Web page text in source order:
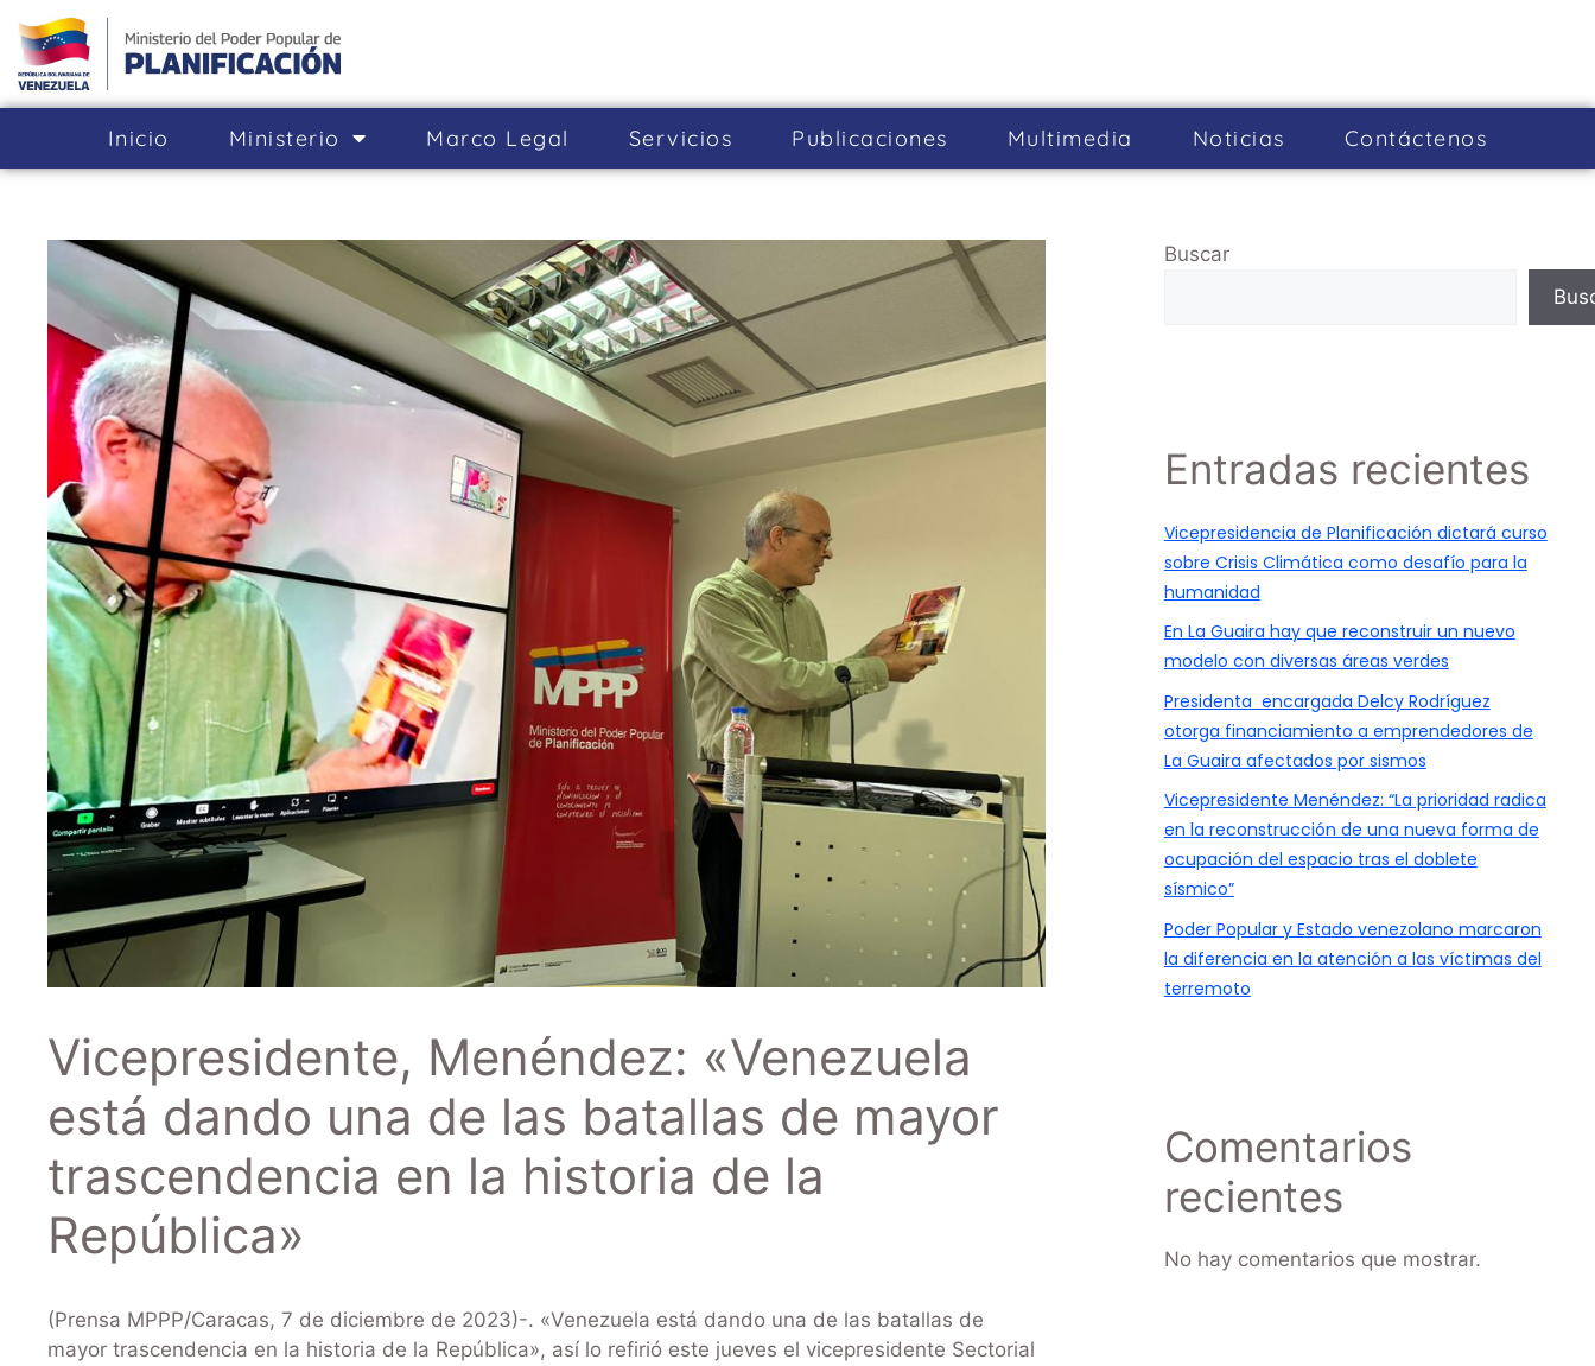
Inicio Ministerio Marco Legal Servicios Publicaciones Multimedia Noticias Cont­áctenos
Vicepresidente, Menéndez: «Venezuela
está dando una de las batallas de mayor
trascendencia en la historia de la
República»
(Prensa MPPP/Caracas, 7 de diciembre de 2023)-. «Venezuela está dando una de las batallas de
mayor trascendencia en la historia de la República», así lo refirió este jueves el vicepresidente Sectorial
Buscar
Entradas recientes
Vicepresidencia de Planificación dictará curso
sobre Crisis Climática como desafío para la
humanidad
En La Guaira hay que reconstruir un nuevo
modelo con diversas áreas verdes
Presidenta encargada Delcy Rodríguez
otorga financiamiento a emprendedores de
La Guaira afectados por sismos
Vicepresidente Menéndez: “La prioridad radica
en la reconstrucción de una nueva forma de
ocupación del espacio tras el doblete
sísmico”
Poder Popular y Estado venezolano marcaron
la diferencia en la atención a las víctimas del
terremoto
Comentarios
recientes
No hay comentarios que mostrar.